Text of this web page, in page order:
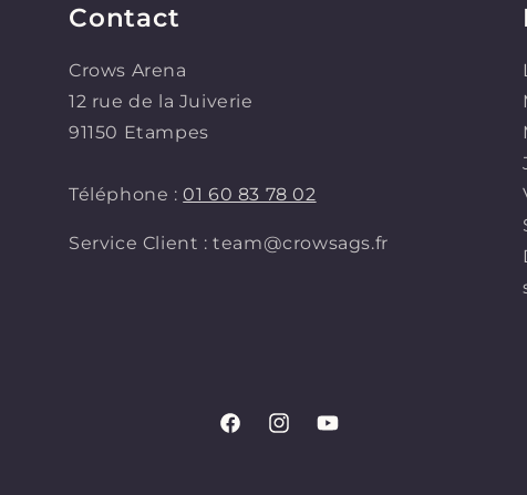
Contact
Crows Arena
12 rue de la Juiverie
91150 Etampes
Téléphone :01 60 83 78 02
Service Client : team@crowsags.fr
FacebookInstagramYouTube